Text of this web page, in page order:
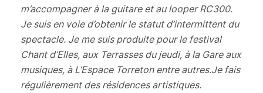
m’accompagner à la guitare et au looper RC300.
Je suis en voie d’obtenir le statut d’intermittent du
spectacle. Je me suis produite pour le festival
Chant d’Elles, aux Terrasses du jeudi, à la Gare aux
musiques, à L’Espace Torreton entre autres.Je fais
régulièrement des résidences artistiques.